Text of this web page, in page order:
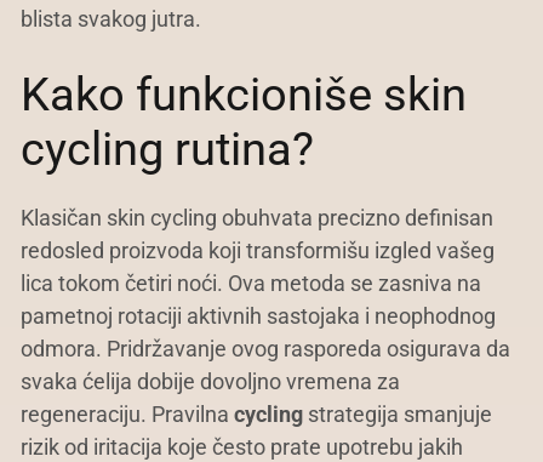
blista svakog jutra.
Kako funkcioniše skin
cycling rutina?
Klasičan skin cycling obuhvata precizno definisan
redosled proizvoda koji transformišu izgled vašeg
lica tokom četiri noći. Ova metoda se zasniva na
pametnoj rotaciji aktivnih sastojaka i neophodnog
odmora. Pridržavanje ovog rasporeda osigurava da
svaka ćelija dobije dovoljno vremena za
regeneraciju. Pravilna cycling strategija smanjuje
rizik od iritacija koje često prate upotrebu jakih